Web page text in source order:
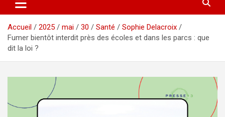
Accueil 2025 mai 30 Santé
Sophie Delacroix
Fumer bientôt interdit près des écoles et dans les parcs : que
dit la loi ?